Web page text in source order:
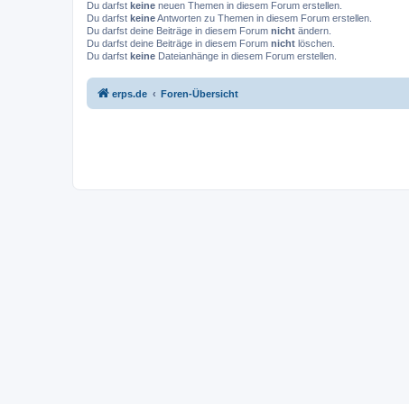
Du darfst keine neuen Themen in diesem Forum erstellen.
Du darfst keineAntworten zu Themen in diesem Forum erstellen.
Du darfst deine Beiträge in diesem Forum nicht ändern.
Du darfst deine Beiträge in diesem Forum nicht löschen.
Du darfst keine Dateianhänge in diesem Forum erstellen.
erps.de Foren-Übersicht